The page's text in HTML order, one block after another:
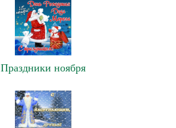
Праздники ноября